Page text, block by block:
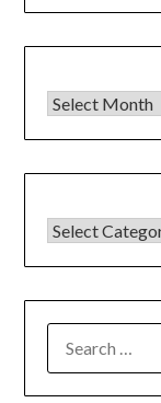
Arsip
KATEGORI
FOR: